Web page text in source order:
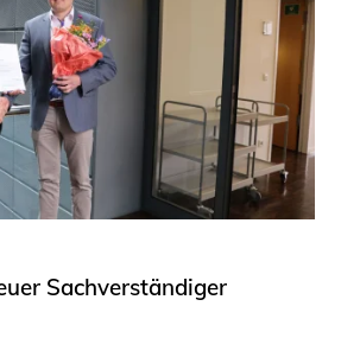
Sachverständiger